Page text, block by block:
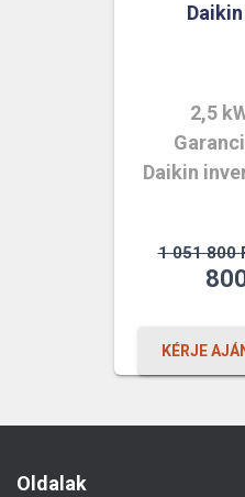
2,5
Daikin
1 051 800
KÉRJE
Oldalak